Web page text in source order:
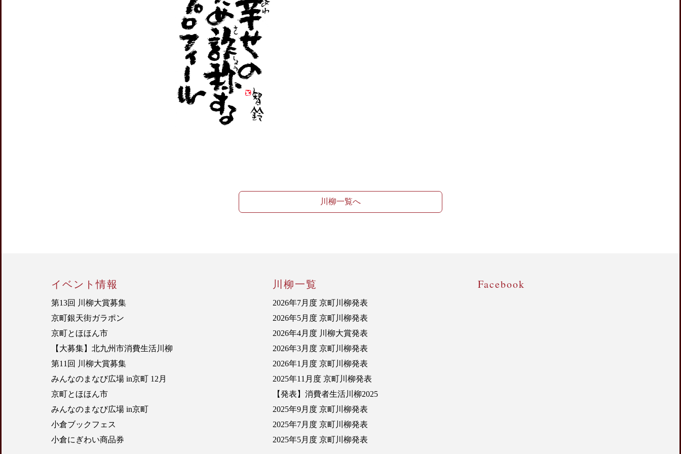
川柳一覧へ
イベント情報
第13回 川柳大賞募集
京町銀天街ガラポン
京町とほほん市
【大募集】北九州市消費生活川柳
第11回 川柳大賞募集
みんなのまなび広場 in京町 12月
京町とほほん市
みんなのまなび広場 in京町
小倉ブックフェス
小倉にぎわい商品券
川柳一覧
2026年7月度 京町川柳発表
2026年5月度 京町川柳発表
2026年4月度 川柳大賞発表
2026年3月度 京町川柳発表
2026年1月度 京町川柳発表
2025年11月度 京町川柳発表
【発表】消費者生活川柳2025
2025年9月度 京町川柳発表
2025年7月度 京町川柳発表
2025年5月度 京町川柳発表
Facebook